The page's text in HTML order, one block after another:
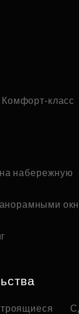
Комфорт-класс
набережную